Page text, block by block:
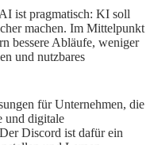
ist pragmatisch: KI soll
machen. Im Mittelpunkt
bessere Abläufe, weniger
und nutzbares
für Unternehmen, die
und digitale
Discord ist dafür ein